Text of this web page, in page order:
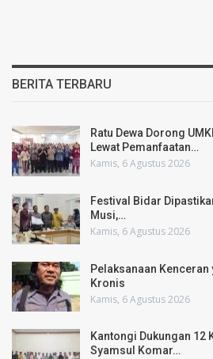
BERITA TERBARU
Ratu Dewa Dorong
Lewat Pemanfaatan…
Kamis, 6 Agustus 2026
Festival Bidar
Musi,…
Kamis, 6 Agustus 2026
Pelaksanaan
Kronis
Kamis, 6 Agustus 2026
Kantongi Dukungan 12
Syamsul Komar…